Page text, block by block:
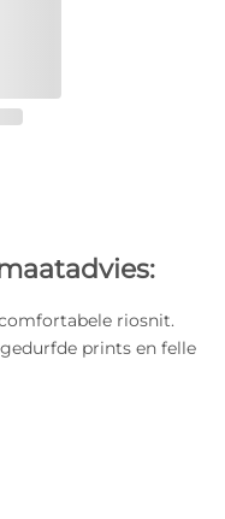
riosnit.
prints en felle